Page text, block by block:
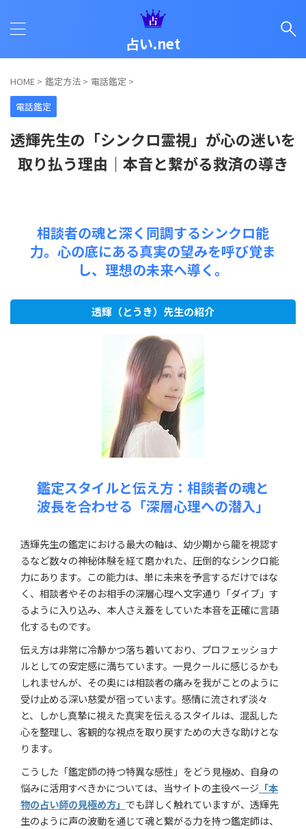
占い.net
HOME > 鑑定方法 > 電話鑑定 >
電話鑑定
透輝先生の「シンクロ霊視」が心の迷いを
取り払う理由｜本音と繋がる救済の導き
相談者の魂と深く同調するシンクロ能
力。心の底にある真実の望みを呼び覚ま
し、理想の未来へ導く。
透輝（とうき）先生の紹介
鑑定スタイルと伝え方：相談者の魂と
波長を合わせる「深層心理への潜入」
透輝先生の鑑定における最大の軸は、幼少期から龍を視認す
るなど数々の神秘体験を経て磨かれた、圧倒的なシンクロ能
力にあります。この能力は、単に未来を予言するだけではな
く、相談者やそのお相手の深層心理へ文字通り「ダイブ」す
るように入り込み、本人さえ蓋をしていた本音を正確に言語
化するものです。
伝え方は非常に冷静かつ落ち着いており、プロフェッショナ
ルとしての安定感に満ちています。一見クールに感じるかも
しれませんが、その奥には相談者の痛みを我がことのように
受け止める深い慈愛が宿っています。感情に流されず淡々
と、しかし真摯に視えた真実を伝えるスタイルは、混乱した
心を整理し、客観的な視点を取り戻すための大きな助けとな
ります。
こうした「鑑定師の持つ特異な感性」をどう見極め、自身の
悩みに活用すべきかについては、当サイトの主役ページ 「本
物の占い師の見極め方」 でも詳しく触れていますが、透輝先
生のように声の波動を通じて魂と繋がる力を持つ鑑定師は、